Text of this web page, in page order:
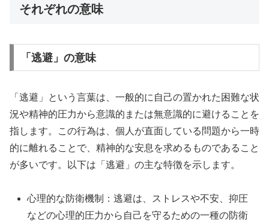
それぞれの意味
「逃避」の意味
「逃避」という言葉は、一般的に自己の置かれた困難な状
況や精神的圧力から意識的または無意識的に避けることを
指します。この行為は、個人が直面している問題から一時
的に離れることで、精神的な安息を求めるものであること
が多いです。以下は「逃避」の主な特徴を示します。
心理的な防衛機制：逃避は、ストレスや不安、抑圧
などの心理的圧力から自己を守るための一種の防衛